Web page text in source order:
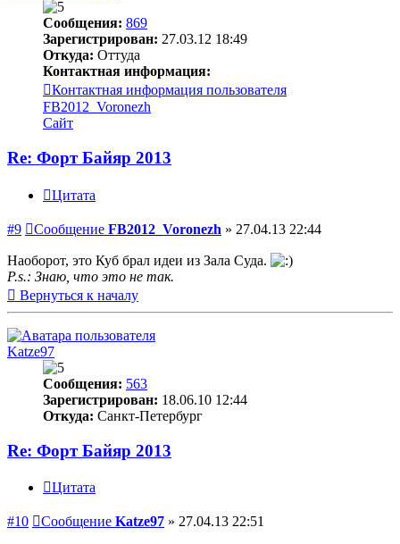
Сообщения: 869
Зарегистрирован: 27.03.12 18:49
Откуда: Оттуда
Контактная информация:
Контактная информация пользователя
FB2012_Voronezh
Сайт
Re: Форт Байяр 2013
Цитата
#9 Сообщение FB2012_Voronezh » 27.04.13 22:44
Наоборот, это Куб брал идеи из Зала Суда.
P.s.: Знаю, что это не так.
Вернуться к началу
Katze97
Сообщения: 563
Зарегистрирован: 18.06.10 12:44
Откуда: Санкт-Петербург
Re: Форт Байяр 2013
Цитата
#10 Сообщение Katze97 » 27.04.13 22:51